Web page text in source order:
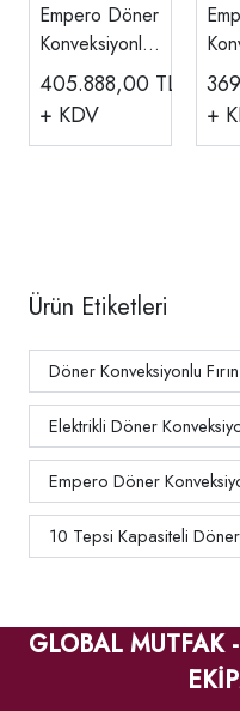
Empero Döner
Konveksiyonlu
Fırın, Gazlı,
10 Tepsi
Kapasiteli
405.888,00 TL
+ KDV
10
+
Ürün Etiketleri
Döner Konveksiyonlu Fırın
Elektrikli Döner
Empero Döner
10 Tepsi Kapasiteli Döner
GLOBAL MUTFAK